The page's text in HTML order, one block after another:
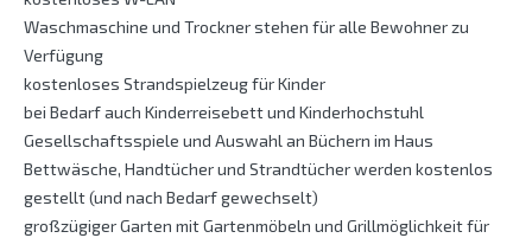
Waschmaschine und Trockner stehen für alle Bewohner zu
Verfügung
kostenloses Strandspielzeug für Kinder
bei Bedarf auch Kinderreisebett und Kinderhochstuhl
Gesellschaftsspiele und Auswahl an Büchern im Haus
Bettwäsche, Handtücher und Strandtücher werden kostenlos
gestellt (und nach Bedarf gewechselt)
großzügiger Garten mit Gartenmöbeln und Grillmöglichkeit für